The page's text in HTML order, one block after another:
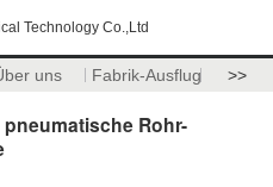
Technology Co.,Ltd
uns Fabrik-Ausflug >>
Rohr-